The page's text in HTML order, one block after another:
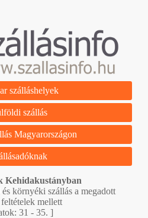
szálláshelyek
szállás
Magyarországon
Kehidakustányban
környéki szállás a megadott
mellett
31 - 35. ]